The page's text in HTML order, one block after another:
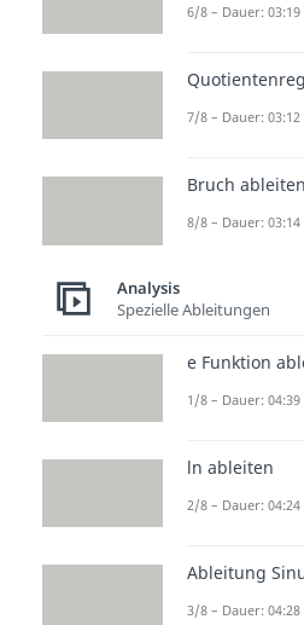
Weitere
Mittlere
Dauer: 03:27
Dauer: 03:59
Dauer: 04:27
Dauer: 04:27
Dauer: 03:39
6/8 – Dauer: 03:19
7/8 – Dauer: 03:12
Bruch ableiten
8/8 – Dauer: 03:14
Analysis
Spezielle Ableitungen
e Funktion
1/8 – Dauer: 04:39
ln ableiten
2/8 – Dauer: 04:24
Ableitung
3/8 – Dauer: 04:28